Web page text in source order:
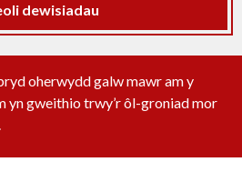
dewisiadau
pwysig
oherwydd galw mawr am y
yn gweithio trwy’r ôl-groniad mor